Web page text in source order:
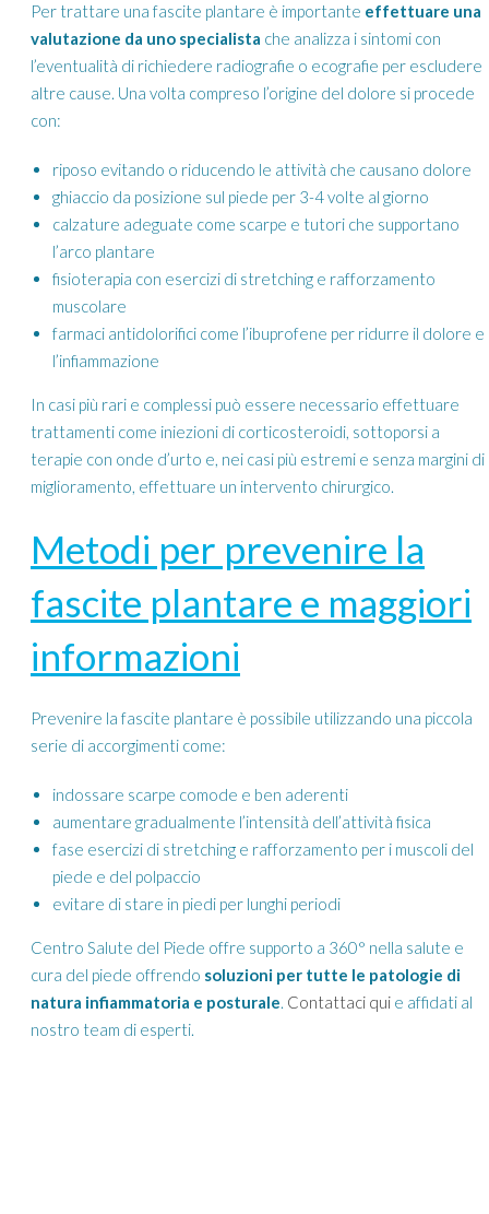
Per trattare una fascite plantare è importante effettuare una
valutazione da uno specialista che analizza i sintomi con
l’eventualità di richiedere radiografie o ecografie per escludere
altre cause. Una volta compreso l’origine del dolore si procede
con:
riposo evitando o riducendo le attività che causano dolore
ghiaccio da posizione sul piede per 3-4 volte al giorno
calzature adeguate come scarpe e tutori che supportano
l’arco plantare
fisioterapia con esercizi di stretching e rafforzamento
muscolare
farmaci antidolorifici come l’ibuprofene per ridurre il dolore e
l’infiammazione
In casi più rari e complessi può essere necessario effettuare
trattamenti come iniezioni di corticosteroidi, sottoporsi a
terapie con onde d’urto e, nei casi più estremi e senza margini di
miglioramento, effettuare un intervento chirurgico.
Metodi per prevenire la
fascite plantare e maggiori
informazioni
Prevenire la fascite plantare è possibile utilizzando una piccola
serie di accorgimenti come:
indossare scarpe comode e ben aderenti
aumentare gradualmente l’intensità dell’attività fisica
fase esercizi di stretching e rafforzamento per i muscoli del
piede e del polpaccio
evitare di stare in piedi per lunghi periodi
Centro Salute del Piede offre supporto a 360° nella salute e
cura del piede offrendo soluzioni per tutte le patologie di
natura infiammatoria e posturale. Contattaci qui e affidati al
nostro team di esperti.